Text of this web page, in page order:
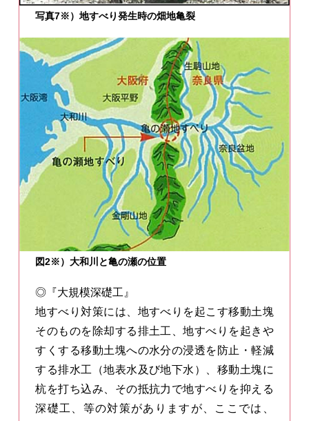
写真7※）地すべり発生時の畑地亀裂
図2※）大和川と亀の瀬の位置
◎『大規模深礎工』
地すべり対策には、地すべりを起こす移動土塊
そのものを除却する排土工、地すべりを起きや
すくする移動土塊への水分の浸透を防止・軽減
する排水工（地表水及び地下水）、移動土塊に
杭を打ち込み、その抵抗力で地すべりを抑える
深礎工、等の対策がありますが、ここでは、